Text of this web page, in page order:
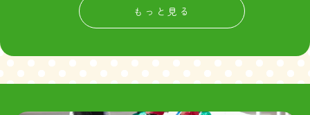
もっと見る